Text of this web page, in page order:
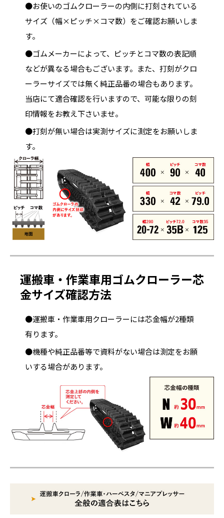
●お使いのゴムクローラーの内側に打刻されている
サイズ（幅×ピッチ×コマ数）をご確認お願いしま
す。
●ゴムメーカーによって、ピッチとコマ数の表記順
などが異なる場合もございます。また、打刻がクロ
ーラーサイズでは無く純正品番の場合もあります。
当店にて適合確認を行いますので、可能な限りの刻
印情報をお教え下さいませ。
●打刻が無い場合は実測サイズに測定をお願いしま
す。
運搬車・作業車用ゴムクローラー芯
金サイズ確認方法
●運搬車・作業車用クローラーには芯金幅が2種類
有ります。
●機種や純正品番等で資料がない場合は測定をお願
いする場合があります。